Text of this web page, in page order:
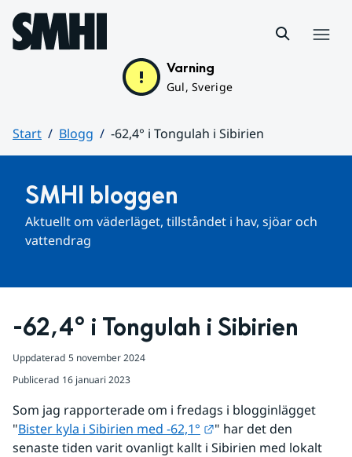
Hoppa till sidans innehåll
Varning
Gul, Sverige
Start Blogg
-62,4° i Tongulah i Sibirien
SMHI bloggen
Aktuellt om väderläget, tillståndet i hav, sjöar och
vattendrag
-62,4° i Tongulah i Sibirien
Uppdaterad 5 november 2024
Publicerad 16 januari 2023
Som jag rapporterade om i fredags i blogginlägget
"Bister kyla i Sibirien med -62,1° Länk till annan
" har det den
senaste tiden varit ovanligt kallt i Sibirien med lokalt